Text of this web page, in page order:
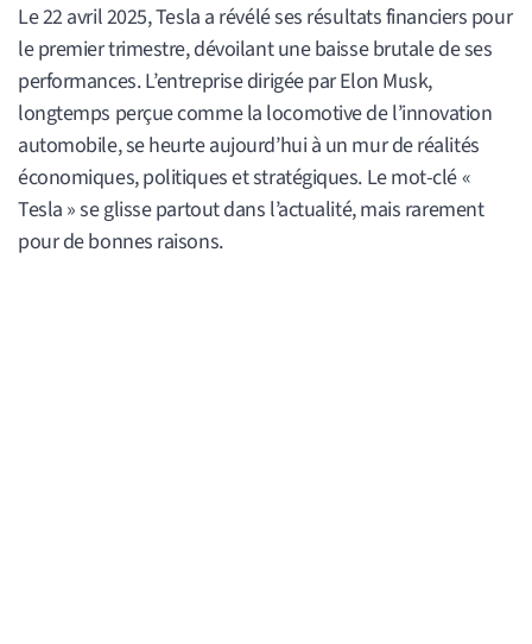
Le 22 avril 2025, Tesla a révélé ses résultats financiers pour
le premier trimestre, dévoilant une baisse brutale de ses
performances. L’entreprise dirigée par Elon Musk,
longtemps perçue comme la locomotive de l’innovation
automobile, se heurte aujourd’hui à un mur de réalités
économiques, politiques et stratégiques. Le mot-clé «
Tesla » se glisse partout dans l’actualité, mais rarement
pour de bonnes raisons.